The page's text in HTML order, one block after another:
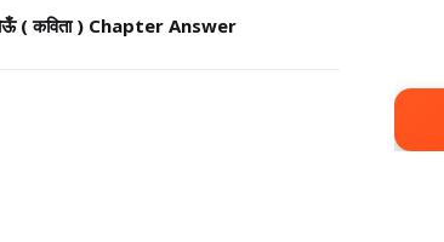
( कविता ) Chapter Answer